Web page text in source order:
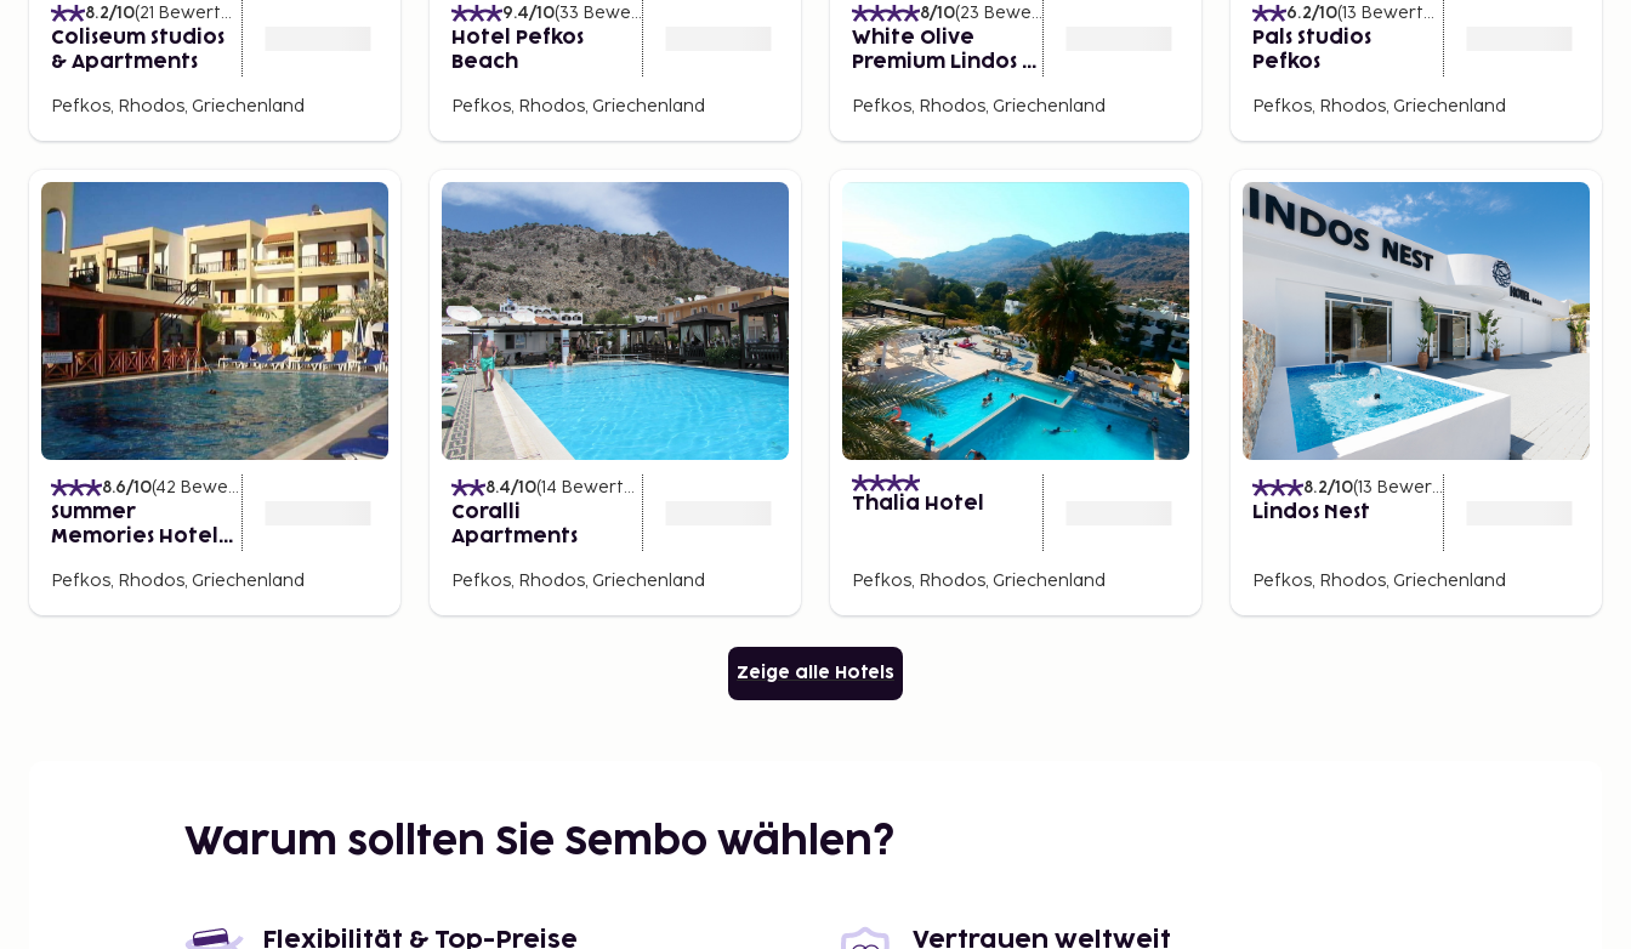
8.2/10(21 Bewertungen
Coliseum Studios
& Apartments
Pefkos, Rhodos, Griechenland
9.4/10(33 Bewertungen
Hotel Pefkos
Beach
Pefkos, Rhodos, Griechenland
8/10(23 Bewertungen
White Olive
Premium Lindos -
Pefkos, Rhodos, Griechenland
6.2/10(13 Bewertungen
Pals Studios
Pefkos
Pefkos, Rhodos, Griechenland
8.6/10(42 Bewertungen
Summer
Memories Hotel
Pefkos, Rhodos, Griechenland
8.4/10(14 Bewertungen
Coralli
Apartments
Pefkos, Rhodos, Griechenland
Thalia Hotel
Pefkos, Rhodos, Griechenland
8.2/10(13 Bewertungen
Lindos Nest
Pefkos, Rhodos, Griechenland
Zeige alle Hotels
Warum sollten Sie Sembo wählen?
Flexibilität & Top-Preise Vertrauen weltweit